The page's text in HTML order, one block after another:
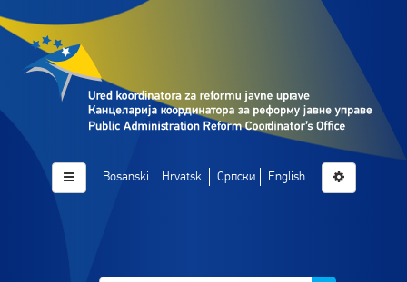
Bosanski Hrvatski Српски English